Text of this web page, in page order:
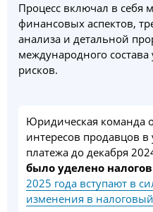
Процесс включал в себя
финансовых аспектов,
анализа и детальной
международного
рисков.
Юридическая команда
интересов продавцов в
платежа до декабря
было уделено
2025 года вступают в
изменения в